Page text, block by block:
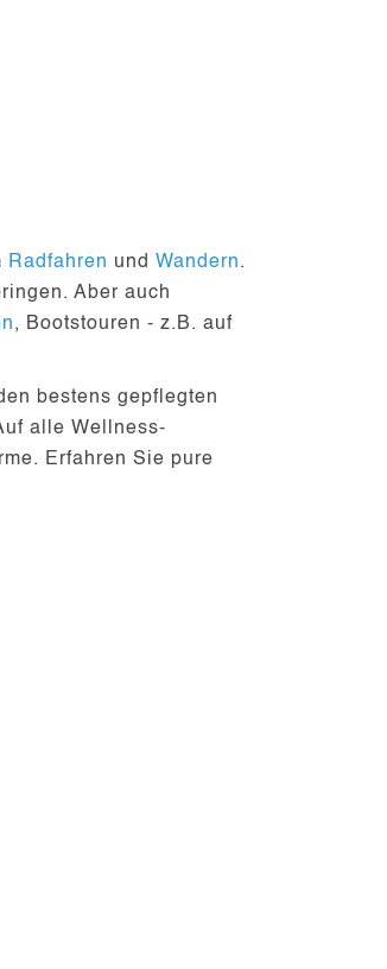
Radfahren und Wandern.
Aber auch
, Bootstouren - z.B. auf
bestens gepflegten
alle Wellness-
Erfahren Sie pure